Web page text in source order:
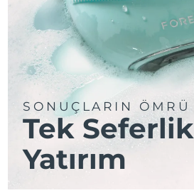
SONUÇLARIN ÖMRÜ
Tek Seferlik
Yatırım